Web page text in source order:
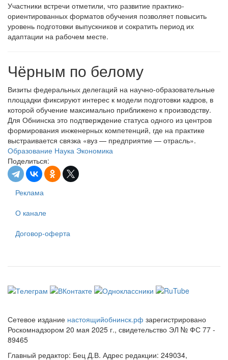
Участники встречи отметили, что развитие практико-
ориентированных форматов обучения позволяет повысить
уровень подготовки выпускников и сократить период их
адаптации на рабочем месте.
Чёрным по белому
Визиты федеральных делегаций на научно-образовательные
площадки фиксируют интерес к модели подготовки кадров, в
которой обучение максимально приближено к производству.
Для Обнинска это подтверждение статуса одного из центров
формирования инженерных компетенций, где на практике
выстраивается связка «вуз — предприятие — отрасль».
Образование Наука Экономика
Поделиться:
Реклама
О канале
Договор-оферта
Сетевое издание настоящийобнинск.рф зарегистрировано
Роскомнадзором 20 мая 2025 г., свидетельство ЭЛ № ФС 77 -
89465
Главный редактор: Бец Д.В. Адрес редакции: 249034,